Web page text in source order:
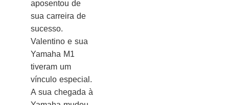
aposentou de
sua carreira de
sucesso.
Valentino e sua
Yamaha M1
tiveram um
vínculo especial.
A sua chegada à